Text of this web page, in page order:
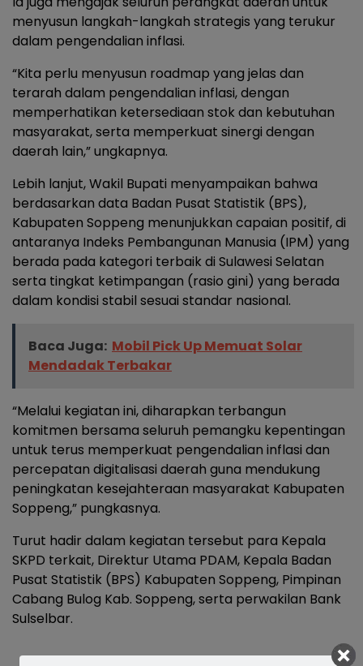
menyusun langkah-langkah strategis yang terukur
dalam pengendalian inflasi.
“Kita perlu menyusun roadmap yang jelas dan
terarah dalam pengendalian inflasi, dengan
memperhatikan ketersediaan stok dan kebutuhan
masyarakat, serta memperkuat sinergi dengan
daerah lain,” ungkapnya.
Lebih lanjut, Wakil Bupati menyampaikan bahwa
berdasarkan data Badan Pusat Statistik (BPS),
Kabupaten Soppeng menunjukkan capaian positif, di
antaranya Indeks Pembangunan Manusia (IPM) yang
berada pada kategori terbaik di Sulawesi Selatan
serta tingkat ketimpangan (rasio gini) yang berada
dalam kondisi stabil sesuai standar nasional.
Baca Juga: Mobil Pick Up Memuat Solar
Mendadak Terbakar
“Melalui kegiatan ini, diharapkan terbangun
komitmen bersama seluruh pemangku kepentingan
untuk terus memperkuat pengendalian inflasi dan
percepatan digitalisasi daerah guna mendukung
peningkatan kesejahteraan masyarakat Kabupaten
Soppeng,” pungkasnya.
Turut hadir dalam kegiatan tersebut para Kepala
SKPD terkait, Direktur Utama PDAM, Kepala Badan
Pusat Statistik (BPS) Kabupaten Soppeng, Pimpinan
Cabang Bulog Kab. Soppeng, serta perwakilan Bank
Sulselbar.